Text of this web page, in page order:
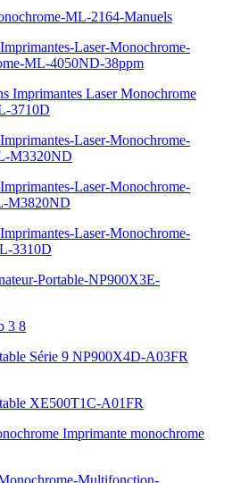
ML-2164-Manuels
Laser-Monochrome-
ML-4050ND-38ppm
Imprimantes Laser Monochrome
3710D
Laser-Monochrome-
M3320ND
Laser-Monochrome-
M3820ND
Laser-Monochrome-
3310D
Portable-NP900X3E-
3 8
Série 9 NP900X4D-A03FR
XE500T1C-A01FR
Imprimante monochrome
Multifonction-